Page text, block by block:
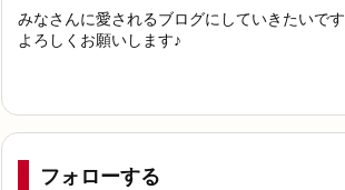
みなさんに愛されるブログにしていきたいです
よろしくお願いします♪
フォローする